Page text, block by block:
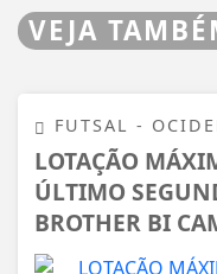
VEJA
FUTSAL -
LOTAÇÃO
ÚLTIMO
BROTHER BI